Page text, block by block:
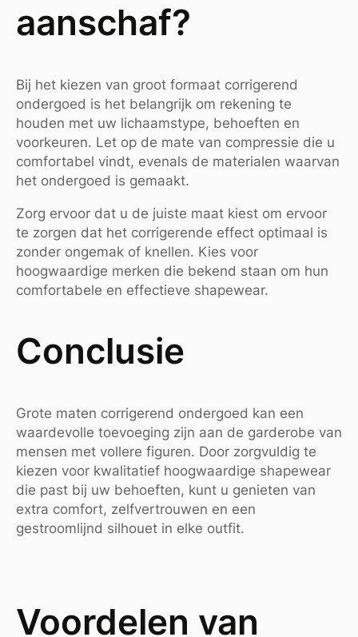
aanschaf?
Bij het kiezen van groot formaat corrigerend
ondergoed is het belangrijk om rekening te
houden met uw lichaamstype, behoeften en
voorkeuren. Let op de mate van compressie die u
comfortabel vindt, evenals de materialen waarvan
het ondergoed is gemaakt.
Zorg ervoor dat u de juiste maat kiest om ervoor
te zorgen dat het corrigerende effect optimaal is
zonder ongemak of knellen. Kies voor
hoogwaardige merken die bekend staan om hun
comfortabele en effectieve shapewear.
Conclusie
Grote maten corrigerend ondergoed kan een
waardevolle toevoeging zijn aan de garderobe van
mensen met vollere figuren. Door zorgvuldig te
kiezen voor kwalitatief hoogwaardige shapewear
die past bij uw behoeften, kunt u genieten van
extra comfort, zelfvertrouwen en een
gestroomlijnd silhouet in elke outfit.
Voordelen van